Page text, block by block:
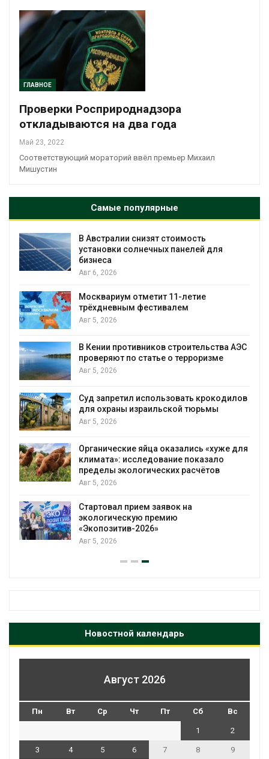
ГЛАВНОЕ
Проверки Росприроднадзора
откладываются на два года
Май 23, 2022
Соответствующий мораторий ввёл премьер Михаил
Мишустин
Самые популярные
В Австралии снизят стоимость
установки солнечных панелей для
бизнеса
Авг 6, 2026
Москвариум отметит 11-летие
трёхдневным фестивалем
Авг 5, 2026
В Кении противников строительства АЭС
проверяют по статье о терроризме
Авг 5, 2026
Суд запретил использовать крокодилов
для охраны израильской тюрьмы
Авг 5, 2026
Органические яйца оказались «хуже для
климата»: исследование показало
пределы экологических расчётов
Авг 5, 2026
Стартовал прием заявок на
экологическую премию
«Экопозитив-2026»
Авг 5, 2026
Новостной календарь
Август 2026
Пн Вт Ср Чт Пт Сб Вс
1 2
3 4 5 6 7 8 9